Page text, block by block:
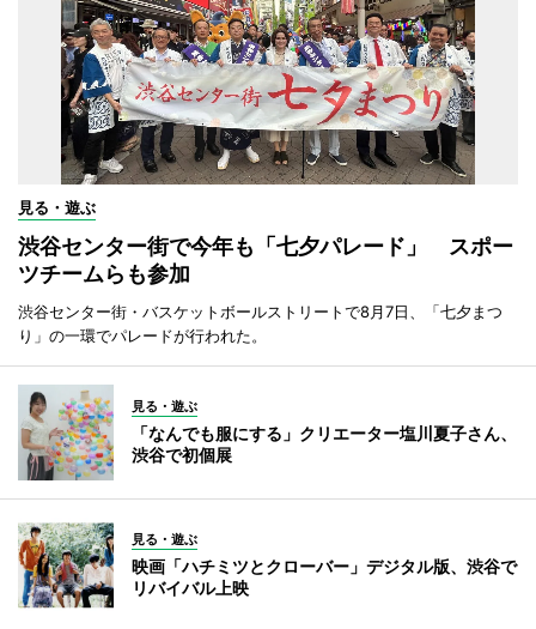
見る・遊ぶ
渋谷センター街で今年も「七夕パレード」 スポー
ツチームらも参加
渋谷センター街・バスケットボールストリートで8月7日、「七夕まつ
り」の一環でパレードが行われた。
見る・遊ぶ
「なんでも服にする」クリエーター塩川夏子さん、
渋谷で初個展
見る・遊ぶ
映画「ハチミツとクローバー」デジタル版、渋谷で
リバイバル上映